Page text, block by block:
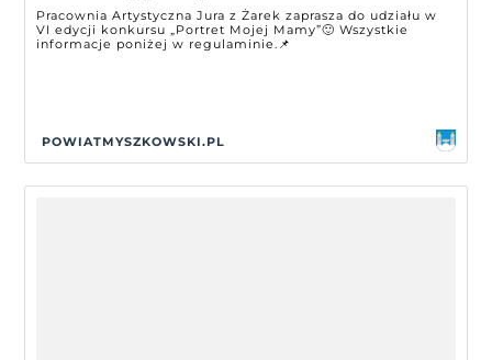
Pracownia Artystyczna Jura z Żarek zaprasza do udziału w
VI edycji konkursu „Portret Mojej Mamy”🙂 Wszystkie
informacje poniżej w regulaminie.📌
POWIATMYSZKOWSKI.PL